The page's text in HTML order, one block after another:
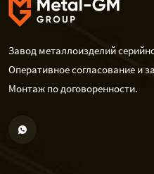
Завод металлоизделий
Оперативное согласование и
Монтаж по договоренности.